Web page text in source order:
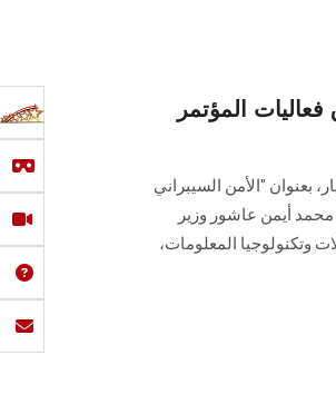
المؤتمر
بعنوان "الأمن ‏السيبراني
محمد أيمن عاشور ‏وزير
وتكنولوجيا المعلومات،